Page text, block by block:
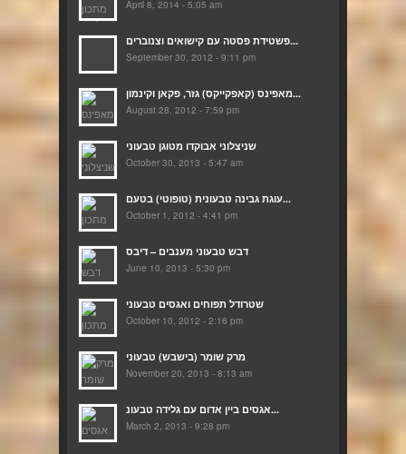
April 8, 2014 - 5:05 am
פשטידת פסטה עם קישואים וצנוברים...
September 30, 2012 - 9:11 pm
מאפינס (קאפקייקס) גזר, פקאן וקינמון...
August 28, 2012 - 7:59 pm
שניצלוני אבוקדו מטוגן טבעוני
October 30, 2013 - 5:47 am
עוגת גבינה טבעונית (טופוטי) בטעם...
October 1, 2012 - 4:41 pm
דבש טבעוני מענבים – דיבס
June 10, 2013 - 5:30 pm
שטרודל תפוחים ואגסים טבעוני
October 10, 2012 - 2:16 pm
מרק שומר (בישבש) טבעוני
November 20, 2013 - 8:13 am
אגסים ביין אדום עם גלידה טבעונ...
March 2, 2013 - 9:28 pm